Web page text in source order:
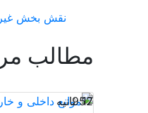
نقش‌ بخش
مطالب
17 ثانیه
952